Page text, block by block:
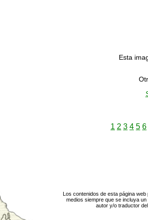
Esta
1 2 3 4 5 6
Los contenidos de esta página
medios siempre que se incluya
autor y/o traductor